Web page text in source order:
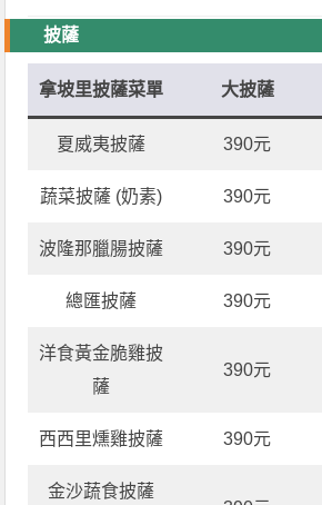
披薩
拿坡里披薩菜單 大披薩
夏威夷披薩 390元
蔬菜披薩 (奶素) 390元
波隆那臘腸披薩 390元
總匯披薩 390元
洋食黃金脆雞披
薩
390元
西西里燻雞披薩 390元
金沙蔬食披薩